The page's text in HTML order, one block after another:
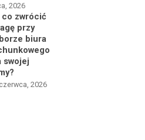
2026
co zwrócić
przy
biura
swojej
2026